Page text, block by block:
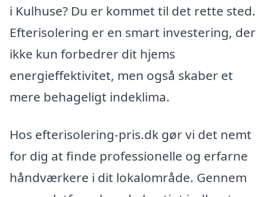
i Kulhuse? Du er kommet til det rette sted.
Efterisolering er en smart investering, der
ikke kun forbedrer dit hjems
energieffektivitet, men også skaber et
mere behageligt indeklima.
Hos efterisolering-pris.dk gør vi det nemt
for dig at finde professionelle og erfarne
håndværkere i dit lokalområde. Gennem